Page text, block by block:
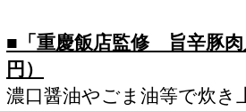
■「重慶飯店監修 旨辛豚
円）
濃口醤油やごま油等で炊き